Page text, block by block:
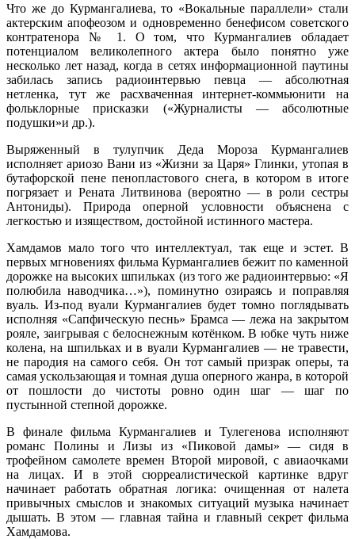
Что же до Курмангалиева, то «Вокальные параллели» стали
актерским апофеозом и одновременно бенефисом советского
контратенора № 1. О том, что Курмангалиев обладает
потенциалом великолепного актера было понятно уже
несколько лет назад, когда в сетях информационной паутины
забилась запись радиоинтервью певца — абсолютная
нетленка, тут же расхваченная интернет-коммьюнити на
фольклорные присказки («Журналисты — абсолютные
подушки»и др.).
Выряженный в тулупчик Деда Мороза Курмангалиев
исполняет ариозо Вани из «Жизни за Царя» Глинки, утопая в
бутафорской пене пенопластового снега, в котором в итоге
погрязает и Рената Литвинова (вероятно — в роли сестры
Антониды). Природа оперной условности объяснена с
легкостью и изяществом, достойной истинного мастера.
Хамдамов мало того что интеллектуал, так еще и эстет. В
первых мгновениях фильма Курмангалиев бежит по каменной
дорожке на высоких шпильках (из того же радиоинтервью: «Я
полюбила наводчика…»), поминутно озираясь и поправляя
вуаль. Из-под вуали Курмангалиев будет томно поглядывать
исполняя «Сапфическую песнь» Брамса — лежа на закрытом
рояле, заигрывая с белоснежным котёнком. В юбке чуть ниже
колена, на шпильках и в вуали Курмангалиев — не травести,
не пародия на самого себя. Он тот самый призрак оперы, та
самая ускользающая и томная душа оперного жанра, в которой
от пошлости до чистоты ровно один шаг — шаг по
пустынной степной дорожке.
В финале фильма Курмангалиев и Тулегенова исполняют
романс Полины и Лизы из «Пиковой дамы» — сидя в
трофейном самолете времен Второй мировой, с авиаочками
на лицах. И в этой сюрреалистической картинке вдруг
начинает работать обратная логика: очищенная от налета
привычных смыслов и знакомых ситуаций музыка начинает
дышать. В этом — главная тайна и главный секрет фильма
Хамдамова.